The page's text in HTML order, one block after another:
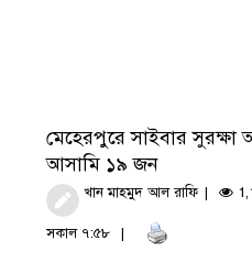
মেহেরপুরে সাইবার সুরক্ষা
আসামি ১৯ জন
খান মাহমুদ আল রাফি
সকাল ৭:৫৮